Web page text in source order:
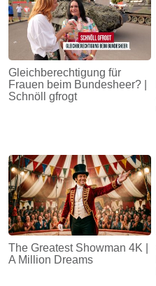
Gleichberechtigung für
Frauen beim Bundesheer? |
Schnöll gfrogt
The Greatest Showman 4K |
A Million Dreams